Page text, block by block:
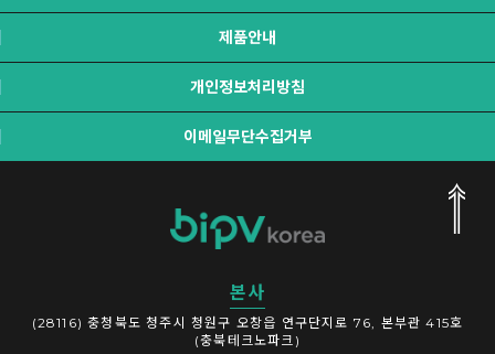
제품안내
개인정보처리방침
이메일무단수집거부
본사
(28116) 충청북도 청주시 청원구 오창읍 연구단지로 76, 본부관 415호
(충북테크노파크)